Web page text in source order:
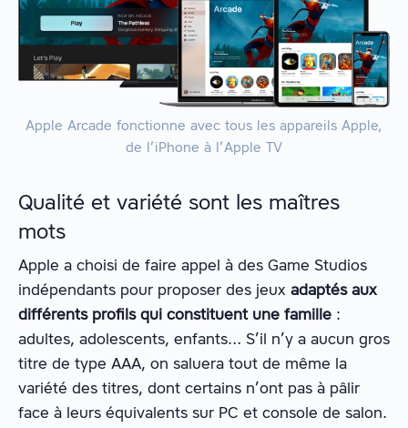
Apple Arcade fonctionne avec tous les appareils Apple,
de l’iPhone à l’Apple TV
Qualité et variété sont les maîtres
mots
Apple a choisi de faire appel à des Game Studios
indépendants pour proposer des jeux adaptés aux
différents profils qui constituent une famille :
adultes, adolescents, enfants… S’il n’y a aucun gros
titre de type AAA, on saluera tout de même la
variété des titres, dont certains n’ont pas à pâlir
face à leurs équivalents sur PC et console de salon.